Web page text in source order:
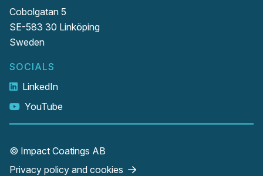
Cobolgatan 5
SE-583 30 Linköping
Sweden
SOCIALS
LinkedIn
YouTube
© Impact Coatings AB
Privacy policy and cookies